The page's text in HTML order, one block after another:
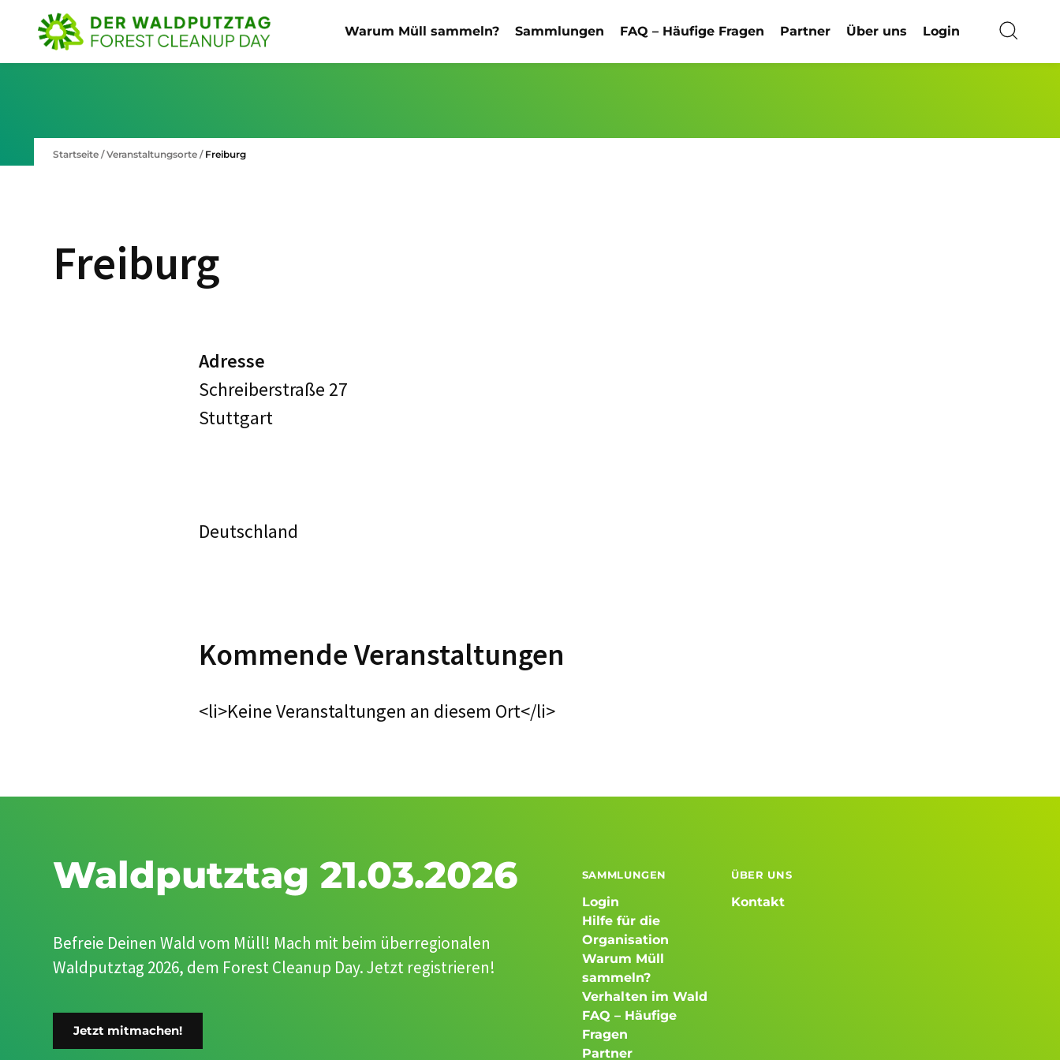
Warum Müll sammeln? Sammlungen FAQ – Häufige Fragen Partner Über uns Login
Startseite / Veranstaltungsorte / Freiburg
Freiburg
Adresse
Schreiberstraße 27
Stuttgart
Deutschland
Kommende Veranstaltungen
<li>Keine Veranstaltungen an diesem Ort</li>
Waldputztag 21.03.2026
Befreie Deinen Wald vom Müll! Mach mit beim überregionalen
Waldputztag 2026, dem Forest Cleanup Day. Jetzt registrieren!
Jetzt mitmachen!
SAMMLUNGEN
Login
Hilfe für die
Organisation
Warum Müll
sammeln?
Verhalten im Wald
FAQ – Häufige
Fragen
Partner
ÜBER UNS
Kontakt